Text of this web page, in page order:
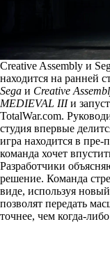
Creative Assembly и
находится на ранней
Sega и Creative
MEDIEVAL IIIи
TotalWar.com.
студия впервые
игра находится в
команда хочет
Разработчики
решение. Команда
виде, используя
позволят передать
точнее, чем когда-